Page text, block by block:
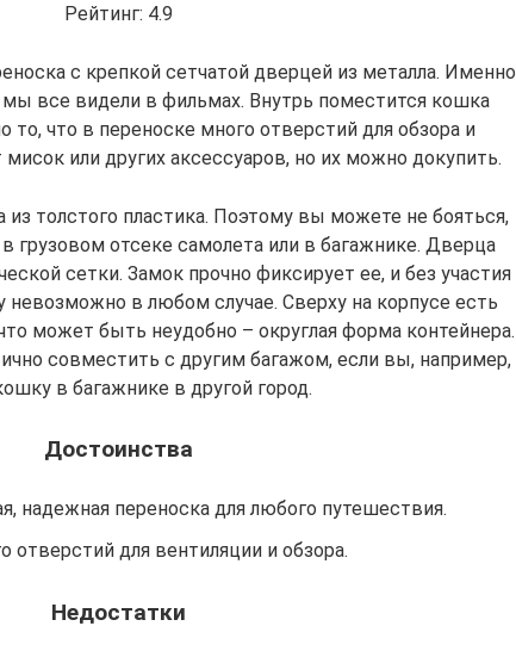
Рейтинг: 4.9
с крепкой сетчатой дверцей из металла. Именно
все видели в фильмах. Внутрь поместится кошка
то, что в переноске много отверстий для обзора и
или других аксессуаров, но их можно докупить.
из толстого пластика. Поэтому вы можете не бояться,
грузовом отсеке самолета или в багажнике. Дверца
сетки. Замок прочно фиксирует ее, и без участия
невозможно в любом случае. Сверху на корпусе есть
может быть неудобно – округлая форма контейнера.
совместить с другим багажом, если вы, например,
в багажнике в другой город.
Достоинства
надежная переноска для любого путешествия.
отверстий для вентиляции и обзора.
Недостатки